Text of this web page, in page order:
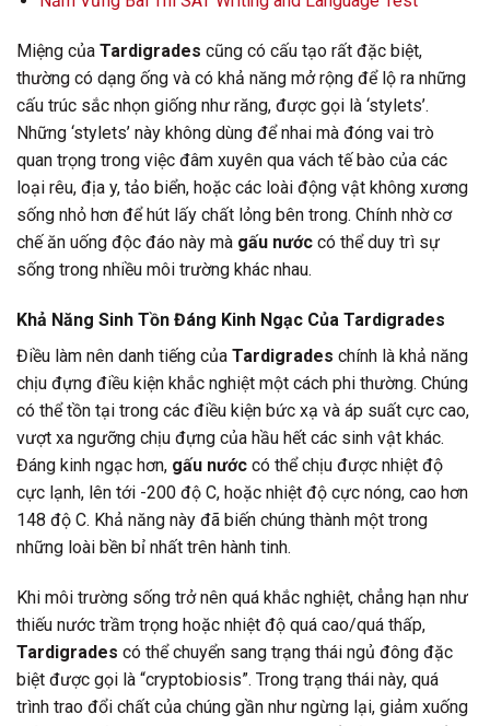
Miệng của Tardigrades cũng có cấu tạo rất đặc biệt,
thường có dạng ống và có khả năng mở rộng để lộ ra những
cấu trúc sắc nhọn giống như răng, được gọi là ‘stylets’.
Những ‘stylets’ này không dùng để nhai mà đóng vai trò
quan trọng trong việc đâm xuyên qua vách tế bào của các
loại rêu, địa y, tảo biển, hoặc các loài động vật không xương
sống nhỏ hơn để hút lấy chất lỏng bên trong. Chính nhờ cơ
chế ăn uống độc đáo này mà gấu nước có thể duy trì sự
sống trong nhiều môi trường khác nhau.
Khả Năng Sinh Tồn Đáng Kinh Ngạc Của Tardigrades
Điều làm nên danh tiếng của Tardigrades chính là khả năng
chịu đựng điều kiện khắc nghiệt một cách phi thường. Chúng
có thể tồn tại trong các điều kiện bức xạ và áp suất cực cao,
vượt xa ngưỡng chịu đựng của hầu hết các sinh vật khác.
Đáng kinh ngạc hơn, gấu nước có thể chịu được nhiệt độ
cực lạnh, lên tới -200 độ C, hoặc nhiệt độ cực nóng, cao hơn
148 độ C. Khả năng này đã biến chúng thành một trong
những loài bền bỉ nhất trên hành tinh.
Khi môi trường sống trở nên quá khắc nghiệt, chẳng hạn như
thiếu nước trầm trọng hoặc nhiệt độ quá cao/quá thấp,
Tardigrades có thể chuyển sang trạng thái ngủ đông đặc
biệt được gọi là “cryptobiosis”. Trong trạng thái này, quá
trình trao đổi chất của chúng gần như ngừng lại, giảm xuống